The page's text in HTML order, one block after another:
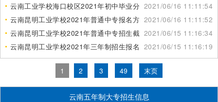
云南工业学校海口校区2021年初中毕业分数线2021/06/16 11:11:54
云南昆明工业学校2021年普通中专报名方式2021/06/16 11:11:52
云南昆明工业学校2021年普通中专招生截止日期2021/06/15 11:16:34
云南昆明工业学校2021年三年制招生报名要求2021/06/15 11:16:19
1 2 3 49 末页
云南五年制大专招生信息